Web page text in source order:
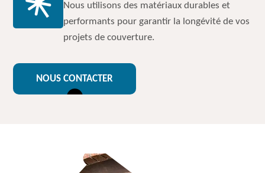
Nous utilisons des matériaux durables et
performants pour garantir la longévité de vos
projets de couverture.
NOUS CONTACTER